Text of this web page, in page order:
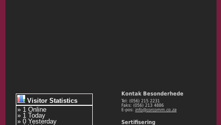
Visitor Statistics
» 1 Online
» 1 Today
» 0 Yesterday
Kontak Besonderhede
Tel: (056) 215 2231
Faks: (056) 213 4886
E-pos:info@corcomm.co.za
Sertifisering